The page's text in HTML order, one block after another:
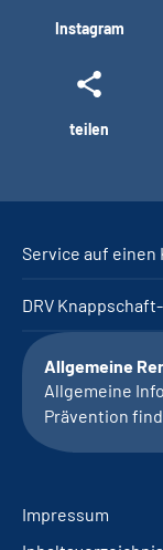
Instagram
teilen
Service auf einen
DRV
Allgemeine
Allgemeine
Prävention
Impressum